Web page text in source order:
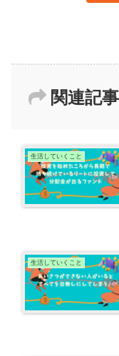
関連記事
生活していくこと
生活していくこと